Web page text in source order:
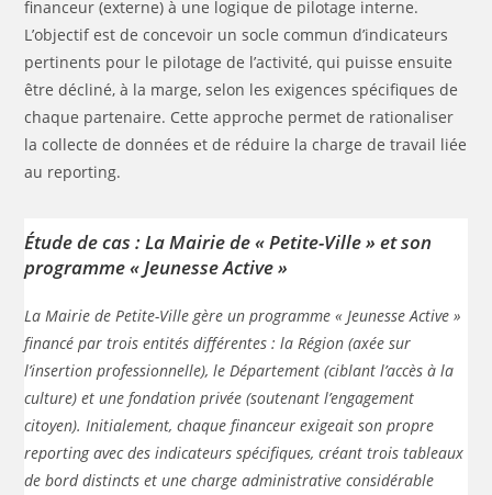
financeur (externe) à une logique de pilotage interne.
L’objectif est de concevoir un socle commun d’indicateurs
pertinents pour le pilotage de l’activité, qui puisse ensuite
être décliné, à la marge, selon les exigences spécifiques de
chaque partenaire. Cette approche permet de rationaliser
la collecte de données et de réduire la charge de travail liée
au reporting.
Étude de cas : La Mairie de « Petite-Ville » et son
programme « Jeunesse Active »
La Mairie de Petite-Ville gère un programme « Jeunesse Active »
financé par trois entités différentes : la Région (axée sur
l’insertion professionnelle), le Département (ciblant l’accès à la
culture) et une fondation privée (soutenant l’engagement
citoyen). Initialement, chaque financeur exigeait son propre
reporting avec des indicateurs spécifiques, créant trois tableaux
de bord distincts et une charge administrative considérable